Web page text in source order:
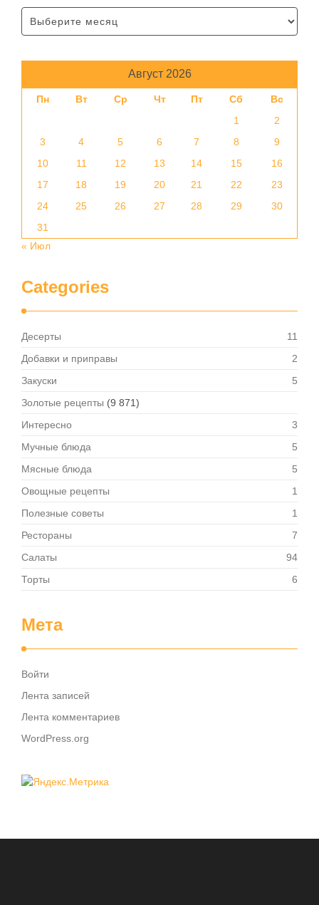
Август 2026
Пн Вт Ср Чт Пт Сб
Вс
1
2
3
4 5 6 7 8
9
10
11 12 13 14 15
16
17
18 19 20 21 22
23
24
25 26 27 28 29
30
31
« Июл
Categories
Десерты
11
Добавки и приправы
2
Закуски
5
Золотые рецепты (9 871)
Интересно
3
Мучные блюда
5
Мясные блюда
5
Овощные рецепты
1
Полезные советы
1
Рестораны
7
Салаты
94
Торты
6
Мета
Войти
Лента записей
Лента комментариев
WordPress.org